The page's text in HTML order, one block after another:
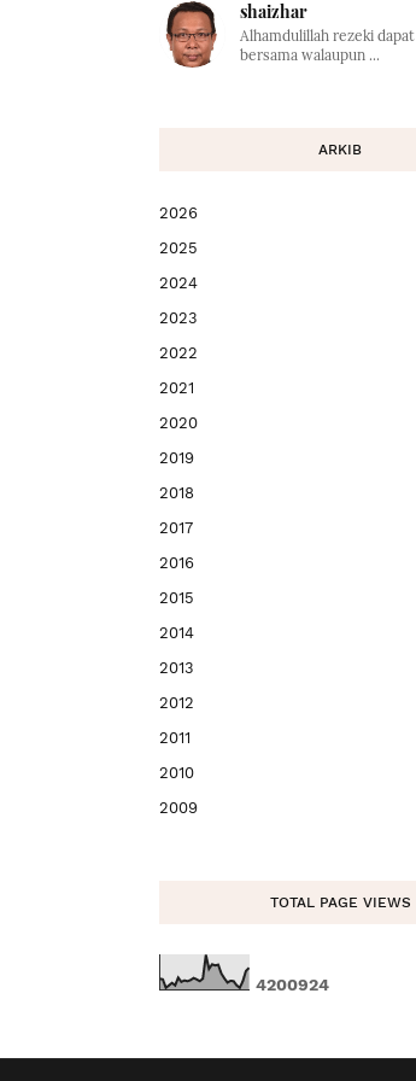
shaizhar
Alhamdulillah rezeki
bersama walaupun ...
ARKIB
2026
2025
2024
2023
2022
2021
2020
2019
2018
2017
2016
2015
2014
2013
2012
2011
2010
2009
TOTAL PAGE VIEWS
4200924